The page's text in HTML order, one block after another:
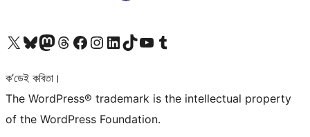
আমাৰ X (আগৰ Twitter) একাউণ্টলৈ যাওকআমাৰ Bluesky একাউণ্টলৈ যাওকআমাৰ Mastodon একাউণ্টলৈ যাওকআমাৰ Threads একাউণ্টলৈ যাওকআমাৰ Facebook পৃষ্ঠালৈ যাওকআমাৰ Instagram একাউণ্টলৈ যাওকআমাৰ LinkedIn একাউণ্টলৈ যাওকআমাৰ TikTok একাউণ্টলৈ যাওকআমাৰ YouTube চেনেললৈ যাওকআমাৰ Tumblr একাউণ্টলৈ যাওক
ক’ডেই কবিতা।
The WordPress® trademark is the intellectual property
of the WordPress Foundation.